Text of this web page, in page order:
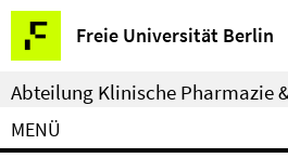
Springe
direkt
zu
Inhalt
Freie Universität Berlin
Service-
Navigation
Abteilung Klinische Pharmazie
MENÜ